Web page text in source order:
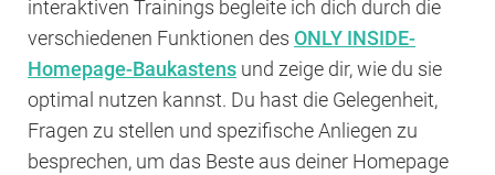
interaktiven Trainings begleite ich dich durch die
verschiedenen Funktionen des ONLY INSIDE-
Homepage-Baukastens und zeige dir, wie du sie
optimal nutzen kannst. Du hast die Gelegenheit,
Fragen zu stellen und spezifische Anliegen zu
besprechen, um das Beste aus deiner Homepage